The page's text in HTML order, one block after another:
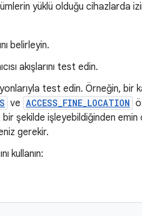
yüklü olduğu cihazlarda
belirleyin.
akışlarını test edin.
test edin. Örneğin, bir
ve ACCESS_FINE_LOCATION
bir şekilde işleyebildiğinden
gerekir.
kullanın: